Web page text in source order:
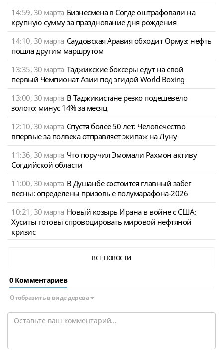
14:59, 30 марта Бизнесмена в Согде оштрафовали на
крупную сумму за празднование дня рождения
14:10, 30 марта Саудовская Аравия обходит Ормуз: нефть
пошла другим маршрутом
13:35, 30 марта Таджикские боксеры едут на свой
первый Чемпионат Азии под эгидой World Boxing
13:00, 30 марта В Таджикистане резко подешевело
золото: минус 14% за месяц
12:10, 30 марта Спустя более 50 лет: Человечество
впервые за полвека отправляет экипаж на Луну
11:36, 30 марта Что поручил Эмомали Рахмон активу
Согдийской области
11:00, 30 марта В Душанбе состоится главный забег
весны: определены призовые полумарафона-2026
10:21, 30 марта Новый козырь Ирана в войне с США:
Хуситы готовы спровоцировать мировой нефтяной
кризис
ВСЕ НОВОСТИ
0 Комментариев
Отобразить в виде дерева